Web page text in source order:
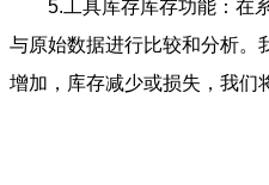
5.工具库存库存功能：在系
与原始数据进行比较和分析。
增加，库存减少或损失，我们